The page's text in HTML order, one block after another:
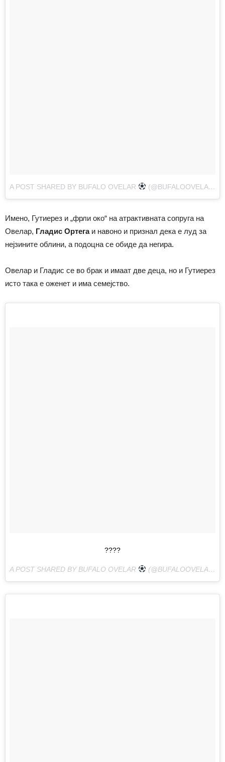
A POST SHARED BY BUFALO OVELAR (@BUFALOOVELAR85)
Имено, Гутиерез и „фрли око“ на атрактивната сопруга на
Овелар, Гладис Ортега и навоно и признал дека е луд за
нејзините облини, а подоцна се обиде да негира.
Овелар и Гладис се во брак и имаат две деца, но и Гутиерез
исто така е оженет и има семејство.
????
A POST SHARED BY BUFALO OVELAR (@BUFALOOVELAR85) ON